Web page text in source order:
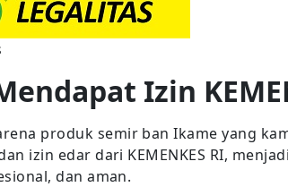
Izin
produk semir ban Ikame yang
izin edar dari KEMENKES RI,
dan aman.